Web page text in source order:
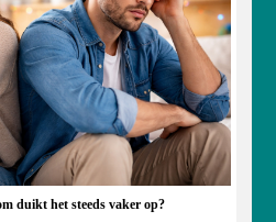
duikt het steeds vaker op?